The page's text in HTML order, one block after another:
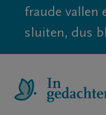
fraude vallen
sluiten, dus